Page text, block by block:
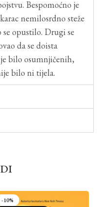
Bespomoćno je
nemilosrdno steže
opustilo. Drugi se
da se doista
bilo osumnjičenih,
bilo ni tijela.
-10%